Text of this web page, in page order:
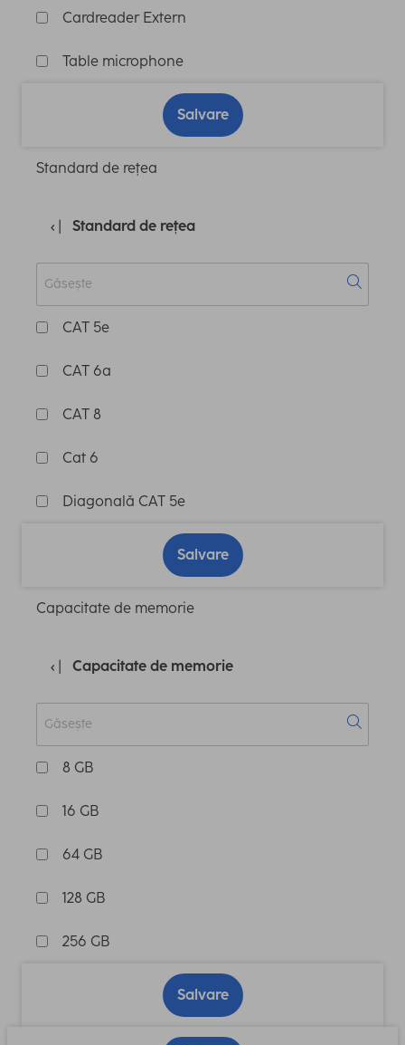
Cardreader Extern
Table microphone
Salvare
Standard de rețea
Standard de rețea
CAT 5e
CAT 6a
CAT 8
Cat 6
Diagonală CAT 5e
Salvare
Capacitate de memorie
Capacitate de memorie
8 GB
16 GB
64 GB
128 GB
256 GB
Salvare